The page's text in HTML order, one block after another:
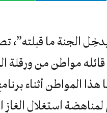
الجنة ما
قائله مواطن من ورقلة
المواطن أثناء
وقفة 14 مارس لمناهضة